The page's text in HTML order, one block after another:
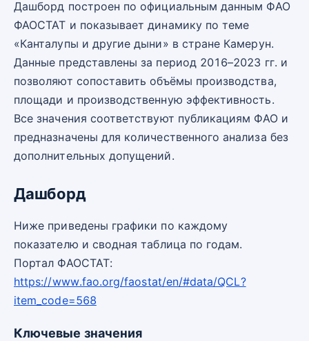
Дашборд построен по официальным данным ФАО
ФАОСТАТ и показывает динамику по теме
«Канталупы и другие дыни» в стране Камерун.
Данные представлены за период 2016–2023 гг. и
позволяют сопоставить объёмы производства,
площади и производственную эффективность.
Все значения соответствуют публикациям ФАО и
предназначены для количественного анализа без
дополнительных допущений.
Дашборд
Ниже приведены графики по каждому
показателю и сводная таблица по годам.
Портал ФАОСТАТ:
https://www.fao.org/faostat/en/#data/QCL?
item_code=568
Ключевые значения